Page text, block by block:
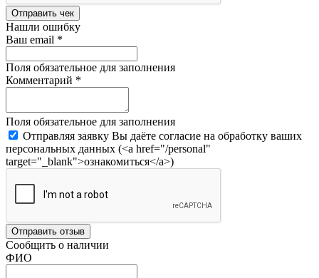
Отправить чек
Нашли ошибку
Ваш email *
Поля обязательное для заполнения
Комментарий *
Поля обязательное для заполнения
Отправляя заявку Вы даёте согласие на обработку ваших
персональных данных (<a href="/personal"
target="_blank">ознакомиться</a>)
Отправить отзыв
Сообщить о наличии
ФИО